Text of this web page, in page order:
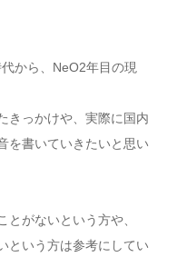
から、NeO2年目の現
きっかけや、実際に国内
を書いていきたいと思い
がないという方や、
という方は参考にしてい